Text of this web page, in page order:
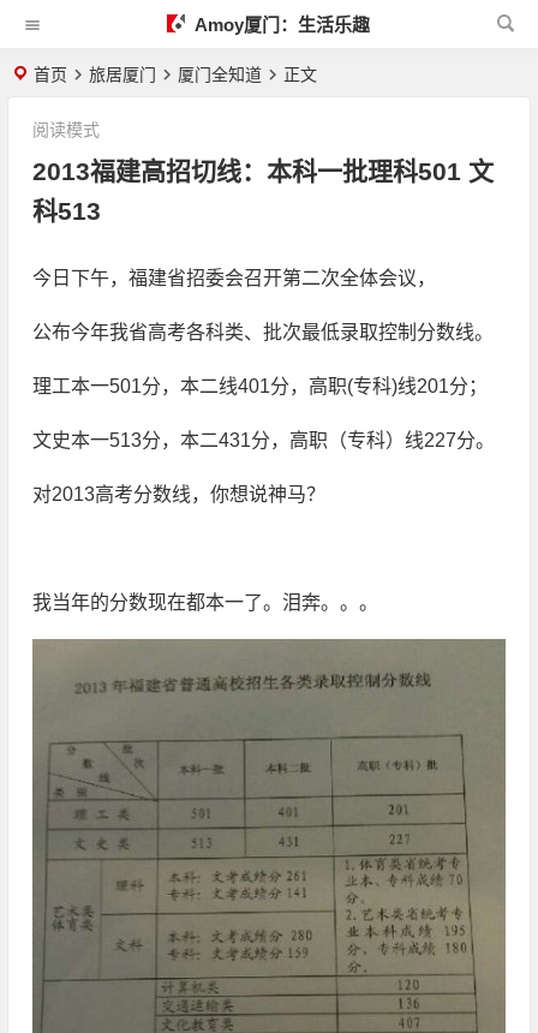
Amoy厦门：生活乐趣
首页 旅居厦门 厦门全知道 正文
2013福建高招切线：本科一批理科501 文
科513
阅读模式
今日下午，福建省招委会召开第二次全体会议，
公布今年我省高考各科类、批次最低录取控制分数线。
理工本一501分，本二线401分，高职(专科)线201分；
文史本一513分，本二431分，高职（专科）线227分。
对2013高考分数线，你想说神马？
我当年的分数现在都本一了。泪奔。。。